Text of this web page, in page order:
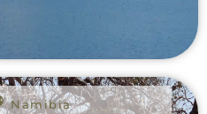
Namibia